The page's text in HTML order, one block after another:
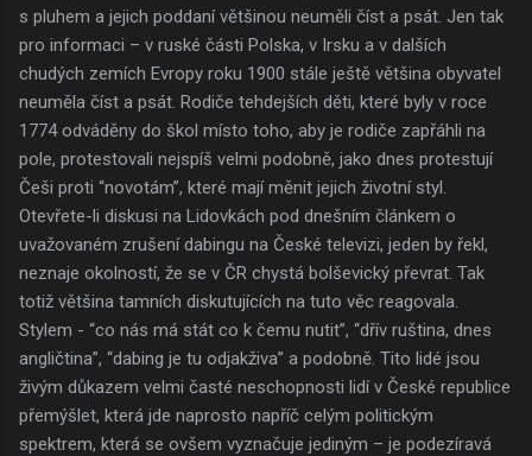
s pluhem a jejich poddaní většinou neuměli číst a psát. Jen tak
pro informaci – v ruské části Polska, v Irsku a v dalších
chudých zemích Evropy roku 1900 stále ještě většina obyvatel
neuměla číst a psát. Rodiče tehdejších děti, které byly v roce
1774 odváděny do škol místo toho, aby je rodiče zapřáhli na
pole, protestovali nejspíš velmi podobně, jako dnes protestují
Češi proti “novotám”, které mají měnit jejich životní styl.
Otevřete-li diskusi na Lidovkách pod dnešním článkem o
uvažovaném zrušení dabingu na České televizi, jeden by řekl,
neznaje okolností, že se v ČR chystá bolševický převrat. Tak
totiž většina tamních diskutujících na tuto věc reagovala.
Stylem - “co nás má stát co k čemu nutit”, “dřív ruština, dnes
angličtina”, “dabing je tu odjakživa” a podobně. Tito lidé jsou
živým důkazem velmi časté neschopnosti lidí v České republice
přemýšlet, která jde naprosto napříč celým politickým
spektrem, která se ovšem vyznačuje jediným – je podezíravá